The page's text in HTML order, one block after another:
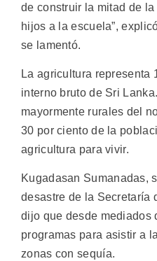
de construir la mitad de
hijos a la escuela”,
se lamentó.
La agricultura representa
interno bruto de Sri
mayormente rurales del
30 por ciento de la
agricultura para vivir.
Kugadasan Sumanadas,
desastre de la Secretaría
dijo que desde mediados
programas para asistir a
zonas con sequía.